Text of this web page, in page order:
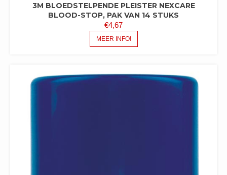
3M BLOEDSTELPENDE PLEISTER NEXCARE
BLOOD-STOP, PAK VAN 14 STUKS
€4,67
MEER INFO!